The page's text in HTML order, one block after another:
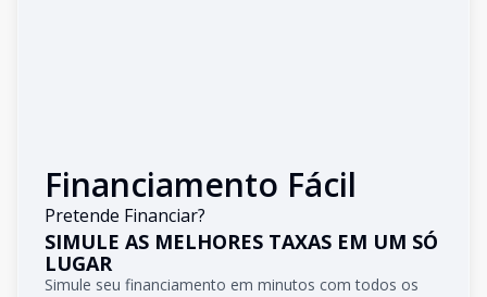
Financiamento Fácil
Pretende Financiar?
SIMULE AS MELHORES TAXAS EM UM SÓ
LUGAR
Simule seu financiamento em minutos com todos os